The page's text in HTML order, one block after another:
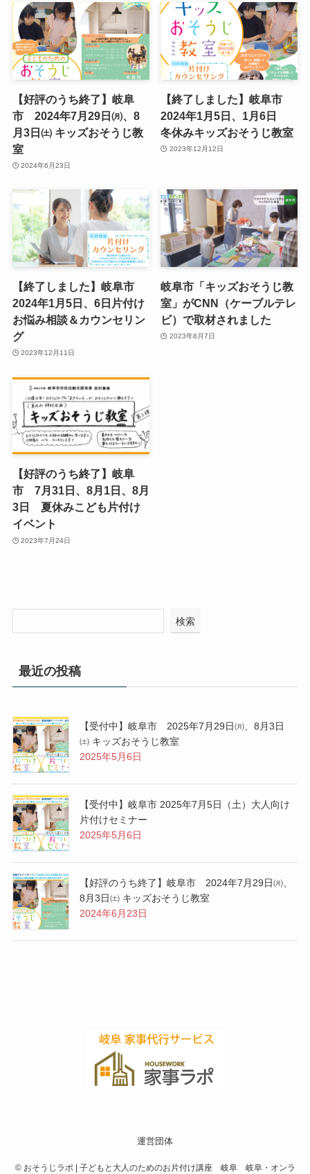
【好評のうち終了】岐阜
市 2024年7月29日㈪、8
月3日㈯ キッズおそうじ教
室
2024年6月23日
【終了しました】岐阜市
2024年1月5日、1月6日
冬休みキッズおそうじ教室
2023年12月12日
【終了しました】岐阜市
2024年1月5日、6日片付け
お悩み相談＆カウンセリン
グ
2023年12月11日
岐阜市「キッズおそうじ教
室」がCNN（ケーブルテレ
ビ）で取材されました
2023年8月7日
【好評のうち終了】岐阜
市 7月31日、8月1日、8月
3日 夏休みこども片付け
イベント
2023年7月24日
検索
最近の投稿
【受付中】岐阜市 2025年7月29日㈪、8月3日
㈯ キッズおそうじ教室
2025年5月6日
【受付中】岐阜市 2025年7月5日（土）大人向け
片付けセミナー
2025年5月6日
【好評のうち終了】岐阜市 2024年7月29日㈪、
8月3日㈯ キッズおそうじ教室
2024年6月23日
運営団体
©おそうじラポ | 子どもと大人のためのお片付け講座 岐阜 岐阜・オンラ